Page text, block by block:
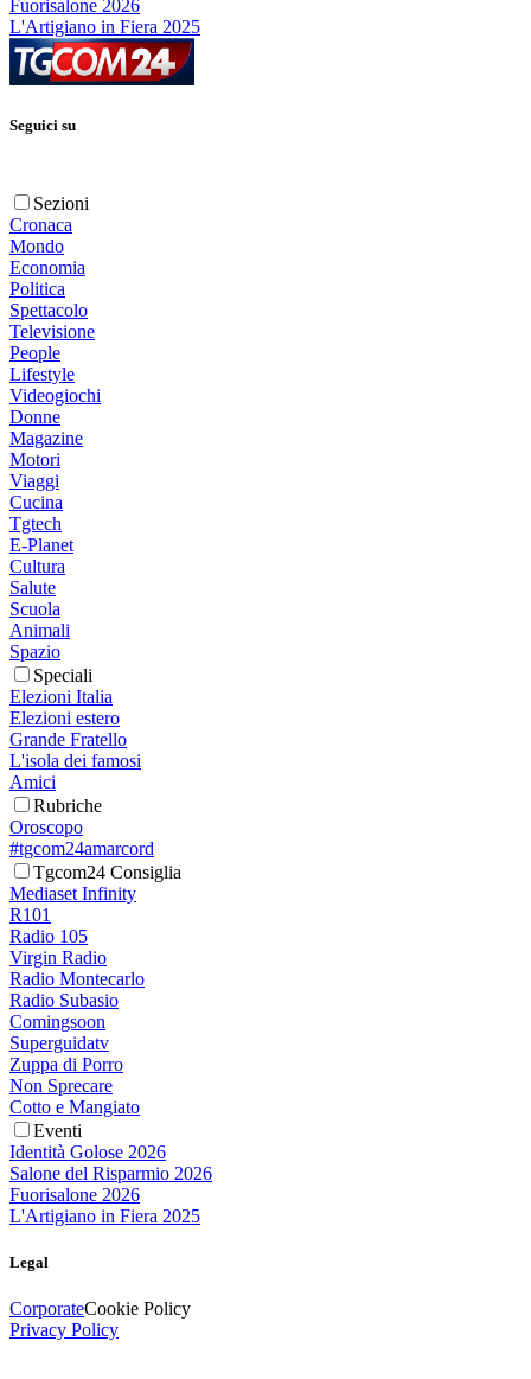
Fuorisalone 2026
L'Artigiano in Fiera 2025
Seguici su
Sezioni
Cronaca
Mondo
Economia
Politica
Spettacolo
Televisione
People
Lifestyle
Videogiochi
Donne
Magazine
Motori
Viaggi
Cucina
Tgtech
E-Planet
Cultura
Salute
Scuola
Animali
Spazio
Speciali
Elezioni Italia
Elezioni estero
Grande Fratello
L'isola dei famosi
Amici
Rubriche
Oroscopo
#tgcom24amarcord
Tgcom24 Consiglia
Mediaset Infinity
R101
Radio 105
Virgin Radio
Radio Montecarlo
Radio Subasio
Comingsoon
Superguidatv
Zuppa di Porro
Non Sprecare
Cotto e Mangiato
Eventi
Identità Golose 2026
Salone del Risparmio 2026
Fuorisalone 2026
L'Artigiano in Fiera 2025
Legal
CorporateCookie Policy
Privacy Policy